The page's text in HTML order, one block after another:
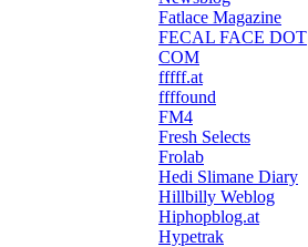
Fatlace Magazine
FECAL FACE DOT
COM
fffff.at
ffffound
FM4
Fresh Selects
Frolab
Hedi Slimane Diary
Hillbilly Weblog
Hiphopblog.at
Hypetrak